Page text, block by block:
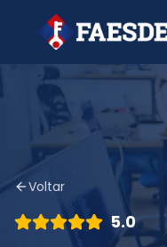
Voltar
5.0